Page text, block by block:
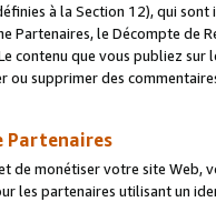
à la Section 12), qui
Partenaires, le Décompte de
contenu que vous publiez
supprimer des
Partenaires
de monétiser votre site Web,
les partenaires utilisant un